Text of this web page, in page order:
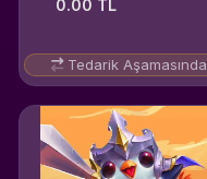
0.00 TL
Tedarik Aşamasında